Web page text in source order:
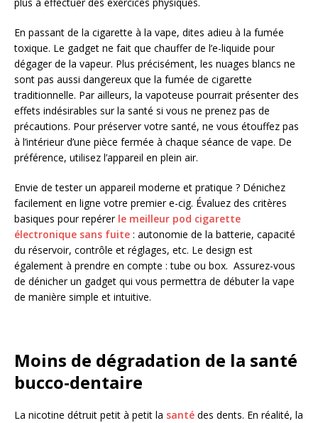
plus à effectuer des exercices physiques.
En passant de la cigarette à la vape, dites adieu à la fumée
toxique. Le gadget ne fait que chauffer de l’e-liquide pour
dégager de la vapeur. Plus précisément, les nuages blancs ne
sont pas aussi dangereux que la fumée de cigarette
traditionnelle. Par ailleurs, la vapoteuse pourrait présenter des
effets indésirables sur la santé si vous ne prenez pas de
précautions. Pour préserver votre santé, ne vous étouffez pas
à l’intérieur d’une pièce fermée à chaque séance de vape. De
préférence, utilisez l’appareil en plein air.
Envie de tester un appareil moderne et pratique ? Dénichez
facilement en ligne votre premier e-cig. Évaluez des critères
basiques pour repérer le meilleur pod cigarette
électronique sans fuite : autonomie de la batterie, capacité
du réservoir, contrôle et réglages, etc. Le design est
également à prendre en compte : tube ou box. Assurez-vous
de dénicher un gadget qui vous permettra de débuter la vape
de manière simple et intuitive.
Moins de dégradation de la santé
bucco-dentaire
La nicotine détruit petit à petit la santé des dents. En réalité, la